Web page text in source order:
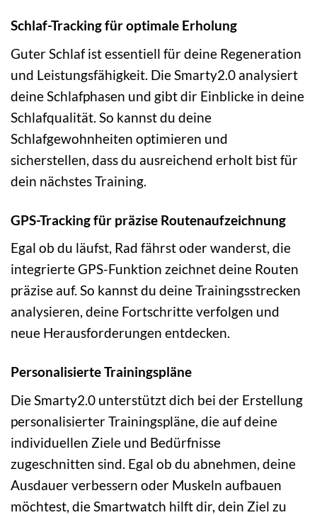
Schlaf-Tracking für optimale Erholung
Guter Schlaf ist essentiell für deine Regeneration
und Leistungsfähigkeit. Die Smarty2.0 analysiert
deine Schlafphasen und gibt dir Einblicke in deine
Schlafqualität. So kannst du deine
Schlafgewohnheiten optimieren und
sicherstellen, dass du ausreichend erholt bist für
dein nächstes Training.
GPS-Tracking für präzise Routenaufzeichnung
Egal ob du läufst, Rad fährst oder wanderst, die
integrierte GPS-Funktion zeichnet deine Routen
präzise auf. So kannst du deine Trainingsstrecken
analysieren, deine Fortschritte verfolgen und
neue Herausforderungen entdecken.
Personalisierte Trainingspläne
Die Smarty2.0 unterstützt dich bei der Erstellung
personalisierter Trainingspläne, die auf deine
individuellen Ziele und Bedürfnisse
zugeschnitten sind. Egal ob du abnehmen, deine
Ausdauer verbessern oder Muskeln aufbauen
möchtest, die Smartwatch hilft dir, dein Ziel zu